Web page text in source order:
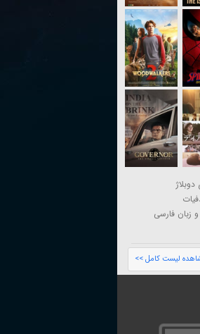
زبان فارسی
لیست کامل >>